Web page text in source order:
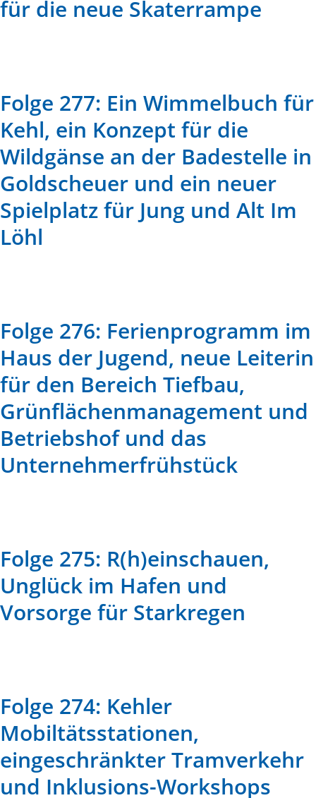
für die neue Skaterrampe
Folge 277: Ein Wimmelbuch für
Kehl, ein Konzept für die
Wildgänse an der Badestelle in
Goldscheuer und ein neuer
Spielplatz für Jung und Alt Im
Löhl
Folge 276: Ferienprogramm im
Haus der Jugend, neue Leiterin
für den Bereich Tiefbau,
Grünflächenmanagement und
Betriebshof und das
Unternehmerfrühstück
Folge 275: R(h)einschauen,
Unglück im Hafen und
Vorsorge für Starkregen
Folge 274: Kehler
Mobiltätsstationen,
eingeschränkter Tramverkehr
und Inklusions-Workshops